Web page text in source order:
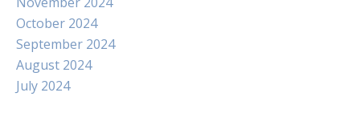
October 2024
September 2024
August 2024
July 2024